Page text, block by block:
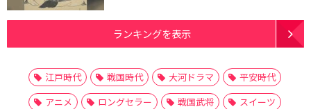
ランキングを表示
江戸時代 戦国時代 大河ドラマ
平安時代
アニメ
ロングセラー 戦国武将
スイーツ